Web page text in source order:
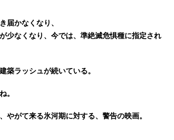
届かなくなり、
少なくなり、今では、準絶滅危惧種に指定され
築ラッシュが続いている。
。
やがて来る氷河期に対する、警告の映画。